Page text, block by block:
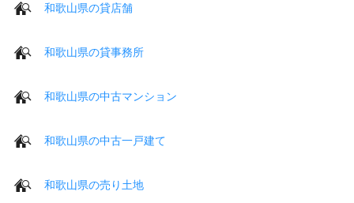
和歌山県の貸店舗
和歌山県の貸事務所
和歌山県の中古マンション
和歌山県の中古一戸建て
和歌山県の売り土地